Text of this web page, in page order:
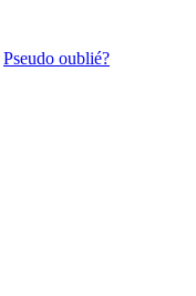
Pseudo oublié?